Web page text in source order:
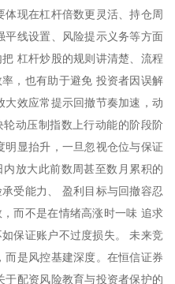
现在杠杆倍数更灵活、持仓周
线设置、风险提示义务等方面
杠杆炒股的规则讲清楚、流程
，也有助于避免 投资者因误解
效应常提示回撤节奏加速，动
动压制指数上行动能的阶段阶
显抬升，一旦忽视仓位与保证
放大此前数周甚至数月累积的
受能力、 盈利目标与回撤容忍
而不是在情绪高涨时一味 追求
保证账户不过度损失。 未来竞
是风控基建深度。在恒信证券
配资风险教育与投资者保护的